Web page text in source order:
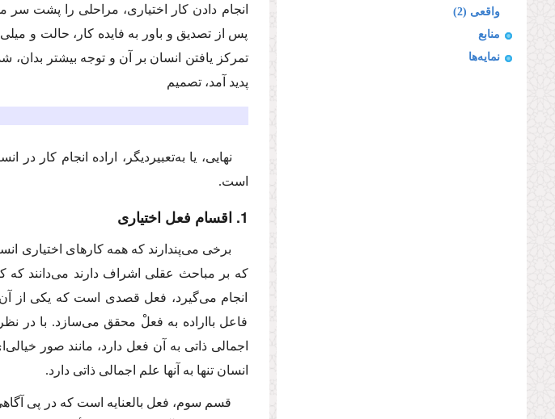
واقعی (2)
منابع
نمایه‌ها
انجام دادن كار اختیاری، مراحلی را پشت
پس از تصدیق و باور به فایده كار، حالت و
تمركز یافتن انسان بر آن و توجه بیشتر
پدید آمد، تصمیم
نهایی، یا به‌تعبیردیگر، اراده انجام كار
است.
1. اقسام فعل اختیاری
برخی می‌پندارند كه همه كارهای اختیاری
كه بر مباحث عقلی اشراف دارند می‌دانند كه
انجام می‌گیرد، فعل قصدی است که یكی از
فاعل بااراده‌ به فعلْ محقق می‌سازد. با در
اجمالی ذاتی به آن فعل دارد، مانند صور
انسان تنها به آنها علم اجمالی ذاتی دارد.
قسم سوم، فعل بالعنایه است كه در پی